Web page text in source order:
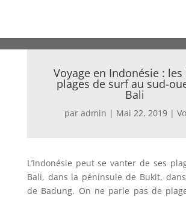
Voyage en Indonésie : les
plages de surf au sud-
Bali
par admin | Mai 22, 2019|
L’Indonésie peut se vanter de ses
Bali, dans la péninsule de Bukit,
de Badung. On ne parle pas de